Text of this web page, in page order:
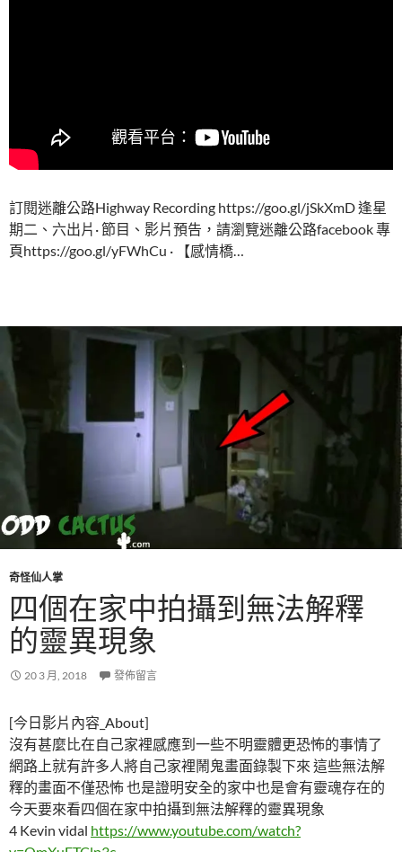
訂閱迷離公路Highway Recording https://goo.gl/jSkXmD 逢星
期二、六出片· 節目、影片預告，請瀏覽迷離公路facebook 專
頁https://goo.gl/yFWhCu · 【感情橋…
奇怪仙人掌
四個在家中拍攝到無法解釋
的靈異現象
20 3 月, 2018 發佈留言
[今日影片內容_About]
沒有甚麼比在自己家裡感應到一些不明靈體更恐怖的事情了
網路上就有許多人將自己家裡鬧鬼畫面錄製下來 這些無法解
釋的畫面不僅恐怖 也是證明安全的家中也是會有靈魂存在的
今天要來看四個在家中拍攝到無法解釋的靈異現象
4 Kevin vidal https://www.youtube.com/watch?